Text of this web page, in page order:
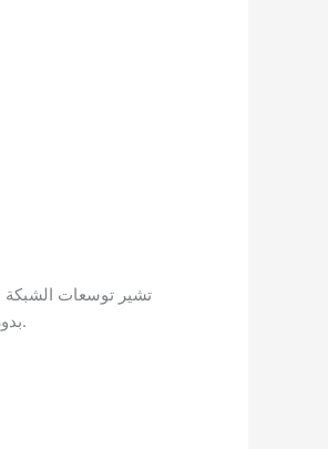
تشير توسعات الشبكة
بدورات إضافية ثلاثية مستقلة مع إمكانات رابحة ضخمة. ملون لتجربة شعارات الائتمان ، القيثارة الذهبية ، جرة يونانية ، وقد تظهر غريفين على شبكة رمز 5×3.